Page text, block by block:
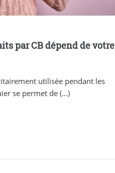
par CB dépend de votre
utilisée pendant les
se permet de (...)